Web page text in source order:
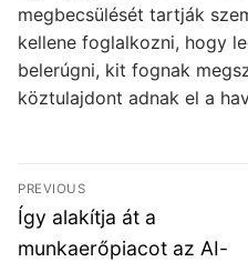
megbecsülését tartják
kellene foglalkozni, hogy
belerúgni, kit fognak
köztulajdont adnak el a
Bejegyzés
navigáció
PREVIOUS
Previous
post:
Így alakítja át a
munkaerőpiacot az AI-